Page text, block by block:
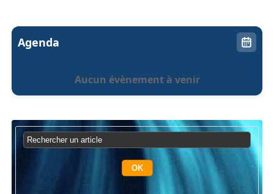
Agenda
Aucun évènement à venir